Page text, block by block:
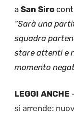
a San Siro
“Sarà una
squadra
stare attenti e
momento
LEGGI ANCHE
si arrende: